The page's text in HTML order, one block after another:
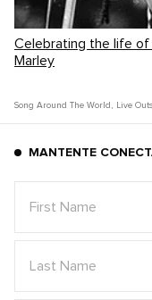
Celebrating the life of
Marley
Song Around The World , Live
MANTENTE